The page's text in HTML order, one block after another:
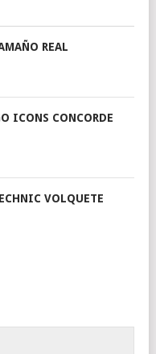
REAL
ICONS CONCORDE
VOLQUETE